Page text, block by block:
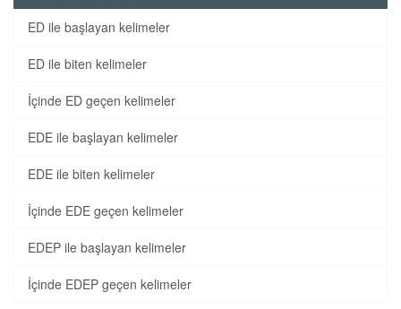
ED ile başlayan kelimeler
ED ile biten kelimeler
İçinde ED geçen kelimeler
EDE ile başlayan kelimeler
EDE ile biten kelimeler
İçinde EDE geçen kelimeler
EDEP ile başlayan kelimeler
İçinde EDEP geçen kelimeler